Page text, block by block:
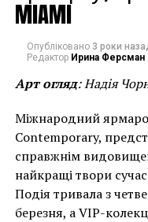
Unseen Amsterdam
этом подчеркивая
фотографов, но
незамеченные снимки.
MIAMI
Опубліковано 3 роки
Редактор Ирина Ферсман
Арт огляд: Надія
Міжнародний
Contemporary,
справжнім
найкращі твори
Подія тривала з
березня, а VIP-